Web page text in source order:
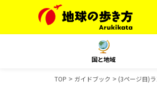
国と地域
TOP ガイドブック (3ページ目)